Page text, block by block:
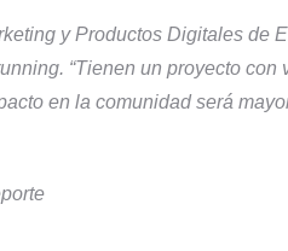
y Productos Digitales de
“Tienen un proyecto
en la comunidad será